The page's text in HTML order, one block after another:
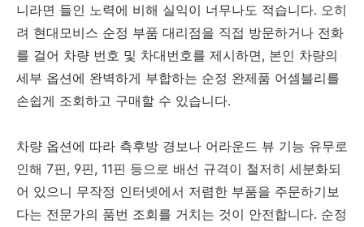
니라면 들인 노력에 비해 실익이 너무나도 적습니다. 오히
려 현대모비스 순정 부품 대리점을 직접 방문하거나 전화
를 걸어 차량 번호 및 차대번호를 제시하면, 본인 차량의
세부 옵션에 완벽하게 부합하는 순정 완제품 어셈블리를
손쉽게 조회하고 구매할 수 있습니다.
차량 옵션에 따라 측후방 경보나 어라운드 뷰 기능 유무로
인해 7핀, 9핀, 11핀 등으로 배선 규격이 철저히 세분화되
어 있으니 무작정 인터넷에서 저렴한 부품을 주문하기보
다는 전문가의 품번 조회를 거치는 것이 안전합니다. 순정